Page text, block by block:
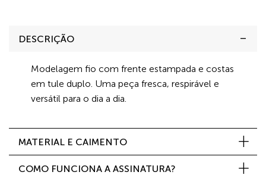
DESCRIÇÃO
Modelagem fio com frente estampada e costas
em tule duplo. Uma peça fresca, respirável e
versátil para o dia a dia.
MATERIAL E CAIMENTO
COMO FUNCIONA A ASSINATURA?